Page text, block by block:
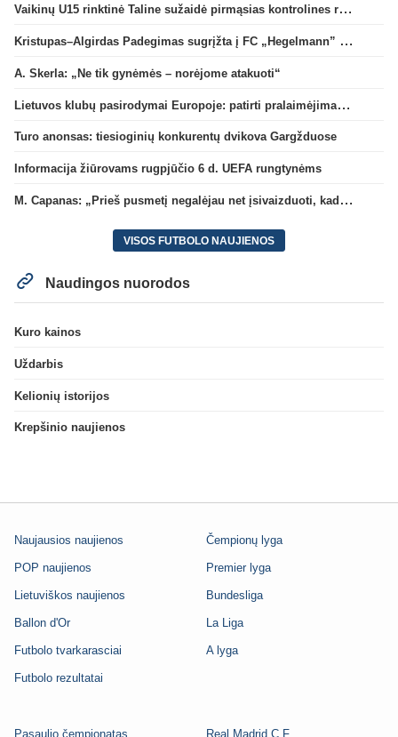
Vaikinų U15 rinktinė Taline sužaidė pirmąsias kontrolines rungtynes
Kristupas–Algirdas Padegimas sugrįžta į FC „Hegelmann” B sudėtį
A. Skerla: „Ne tik gynėmės – norėjome atakuoti“
Lietuvos klubų pasirodymai Europoje: patirti pralaimėjimai Kroatijos atstovams
Turo anonsas: tiesioginių konkurentų dvikova Gargžduose
Informacija žiūrovams rugpjūčio 6 d. UEFA rungtynėms
M. Capanas: „Prieš pusmetį negalėjau net įsivaizduoti, kad žaisime prieš „Hajduk“
VISOS FUTBOLO NAUJIENOS
Naudingos nuorodos
Kuro kainos
Uždarbis
Kelionių istorijos
Krepšinio naujienos
Naujausios naujienos
POP naujienos
Lietuviškos naujienos
Ballon d'Or
Futbolo tvarkarasciai
Futbolo rezultatai
Čempionų lyga
Premier lyga
Bundesliga
La Liga
A lyga
Pasaulio čempionatas Real Madrid C.F.